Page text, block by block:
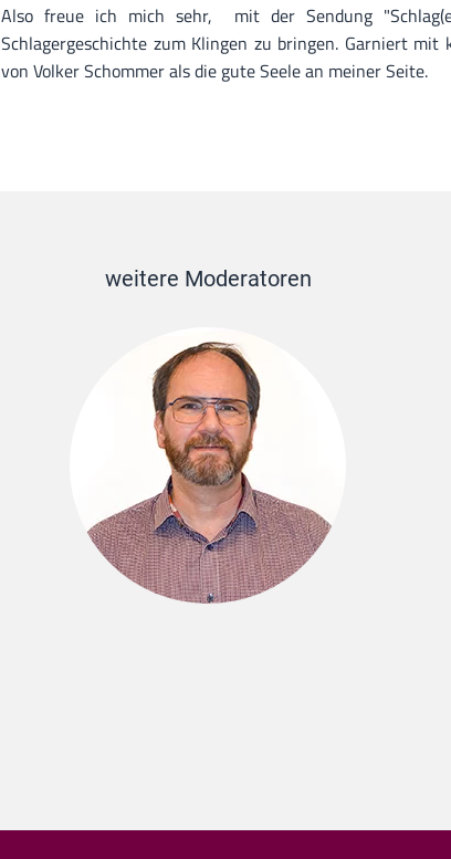
Also freue ich mich sehr, mit der Sendung
Schlagergeschichte zum Klingen zu bringen. Garniert
von Volker Schommer als die gute Seele an meiner Seite.
weitere Moderatoren